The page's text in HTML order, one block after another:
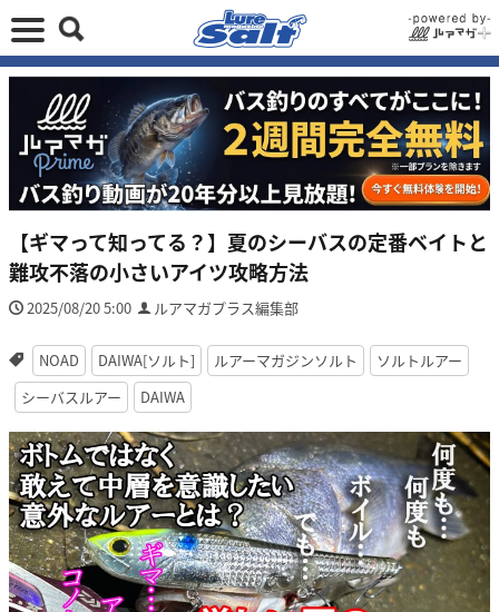
【ギマって知ってる？】夏のシーバスの定番ベイトと
難攻不落の小さいアイツ攻略方法
2025/08/20 5:00 ルアマガプラス編集部
NOAD DAIWA[ソルト] ルアーマガジンソルト
ソルトルアー
シーバスルアー
DAIWA